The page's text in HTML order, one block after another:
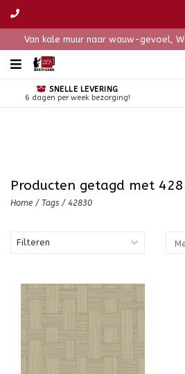
Van kale muur naar wauw-gevoel,
SNELLE LEVERING
6 dagen per week bezorging!
Producten getagd met
Home / Tags / 42830
Filteren